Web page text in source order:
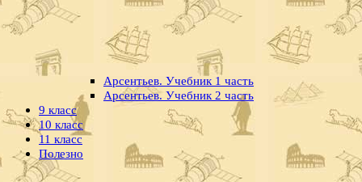
Арсентьев. Учебник 1 часть
Арсентьев. Учебник 2 часть
9 класс
10 класс
11 класс
Полезно